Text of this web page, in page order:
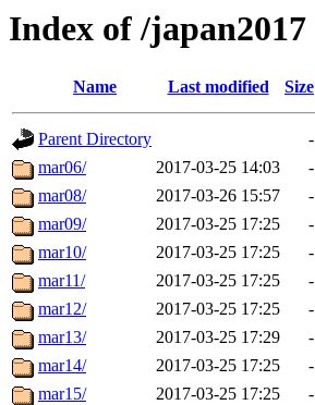
Index of /japan2017
Name Last modified Size
Parent Directory
-
mar06/
2017-03-25 14:03
-
mar08/
2017-03-26 15:57
-
mar09/
2017-03-25 17:25
-
mar10/
2017-03-25 17:25
-
mar11/
2017-03-25 17:25
-
mar12/
2017-03-25 17:25
-
mar13/
2017-03-25 17:29
-
mar14/
2017-03-25 17:25
-
mar15/
2017-03-25 17:25
-